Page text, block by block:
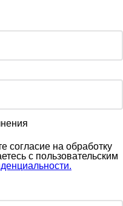
согласие на обработку
c пользовательским